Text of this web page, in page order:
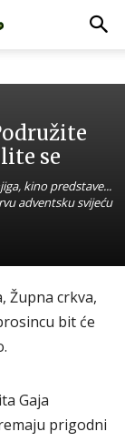
se
kino predstave...
adventsku svijeću
Župna crkva,
bit će
Gaja
prigodni